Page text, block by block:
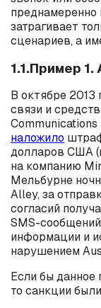
преднамеренно
затрагивает
сценариев, а
1.1.Пример 1.
В октябре 2013
связи и
наложило
долларов США
на компанию
Мельбурне
Alley, за
согласий
SMS-
информации и
нарушением
Если бы
то санкции